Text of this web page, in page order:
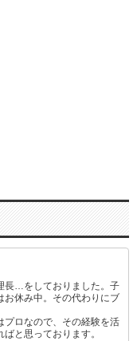
長…をしておりました。子
お休み中。その代わりにブ
プロなので、その経験を活
と思っております。